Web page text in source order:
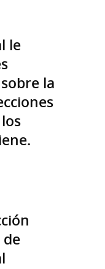
le
la
de